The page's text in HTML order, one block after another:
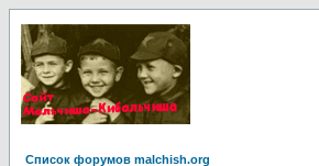
Список форумов malchish.org